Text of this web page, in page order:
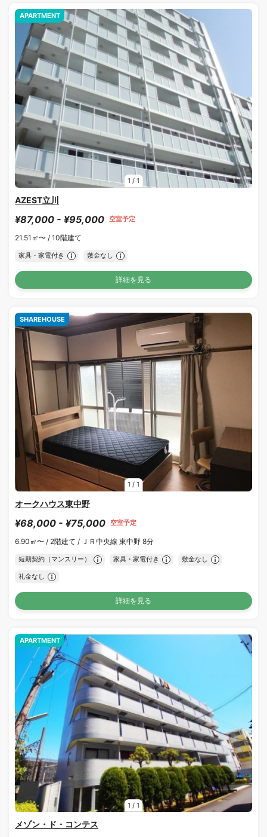
1 / 1
APARTMENT
AZEST立川
¥87,000 - ¥95,000 空室予定
21.51㎡〜 / 10階建て
家具・家電付き 敷金なし
詳細を見る
1 / 1
SHAREHOUSE
オークハウス東中野
¥68,000 - ¥75,000 空室予定
6.90㎡〜 / 2階建て / ＪＲ中央線 東中野 8分
短期契約（マンスリー） 家具・家電付き 敷金なし
礼金なし
詳細を見る
1 / 1
APARTMENT
メゾン・ド・コンテス